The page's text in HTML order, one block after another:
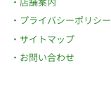
プライバシーポリシー
サイトマップ
お問い合わせ